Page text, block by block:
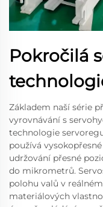
Pokročilá
Základem naší série
vyrovnávání s
technologie
používá
udržování přesné
do mikrometrů.
polohu valů v
materiálových